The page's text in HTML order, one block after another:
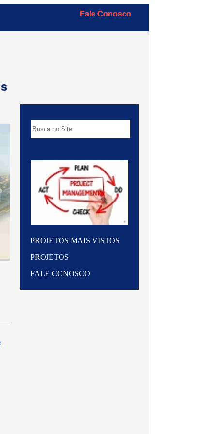
Fale Conosco
PROJETOS MAIS VISTOS
PROJETOS
FALE CONOSCO